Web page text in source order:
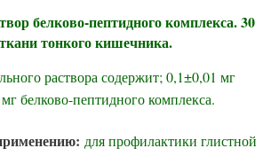
белково-пептидного комплекса. 30
тонкого кишечника.
раствора содержит; 0,1±0,01 мг
мг белково-пептидного комплекса.
для профилактики глистной